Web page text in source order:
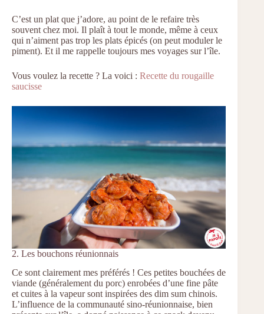
C’est un plat que j’adore, au point de le refaire très
souvent chez moi. Il plaît à tout le monde, même à ceux
qui n’aiment pas trop les plats épicés (on peut moduler le
piment). Et il me rappelle toujours mes voyages sur l’île.
Vous voulez la recette ? La voici : Recette du rougaille
saucisse
2. Les bouchons réunionnais
Ce sont clairement mes préférés ! Ces petites bouchées de
viande (généralement du porc) enrobées d’une fine pâte
et cuites à la vapeur sont inspirées des dim sum chinois.
L’influence de la communauté sino-réunionnaise, bien